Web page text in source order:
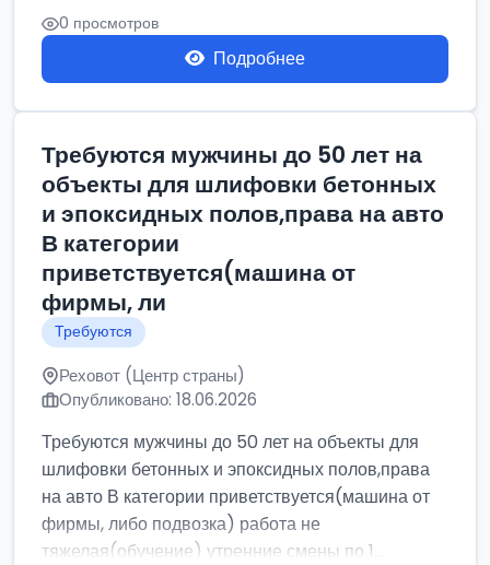
0 просмотров
Подробнее
Требуются мужчины до 50 лет на
объекты для шлифовки бетонных
и эпоксидных полов,права на авто
В категории
приветствуется(машина от
фирмы, ли
Требуются
Реховот (Центр страны)
Опубликовано: 18.06.2026
Требуются мужчины до 50 лет на объекты для
шлифовки бетонных и эпоксидных полов,права
на авто В категории приветствуется(машина от
фирмы, либо подвозка) работа не
тяжелая(обучение) утренние смены по 1...